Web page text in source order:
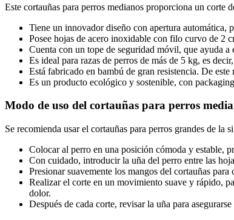
Este cortauñas para perros medianos proporciona un corte
Tiene un innovador diseño con apertura automática,
Posee hojas de acero inoxidable con filo curvo de 2
Cuenta con un tope de seguridad móvil, que ayuda
Es ideal para razas de perros de más de 5 kg, es
Está fabricado en bambú de gran resistencia. De
Es un producto ecológico y sostenible, con
Modo de uso del cortauñas para perros
Se recomienda usar el cortauñas para perros grandes de la
Colocar al perro en una posición cómoda y estable,
Con cuidado, introducir la uña del perro entre las
Presionar suavemente los mangos del cortauñas
Realizar el corte en un movimiento suave y rápido,
dolor.
Después de cada corte, revisar la uña para